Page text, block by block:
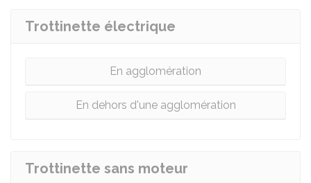
Trottinette électrique
En agglomération
En dehors d'une agglomération
Trottinette sans moteur